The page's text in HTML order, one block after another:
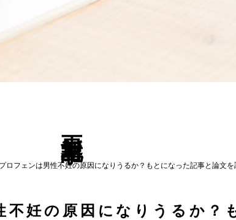
ロフェンは男性不妊の原因になりうるか？もとになった記事と論文
妊の原因になりうるか？